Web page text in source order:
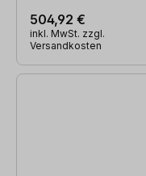
504,92 €
inkl. MwSt. zzgl.
Versandkosten